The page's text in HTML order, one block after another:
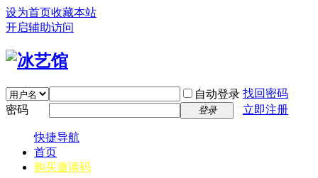
设为首页收藏本站
开启辅助访问
自动登录 找回密码
密码
登录 立即注册
快捷导航
首页
购买邀请码